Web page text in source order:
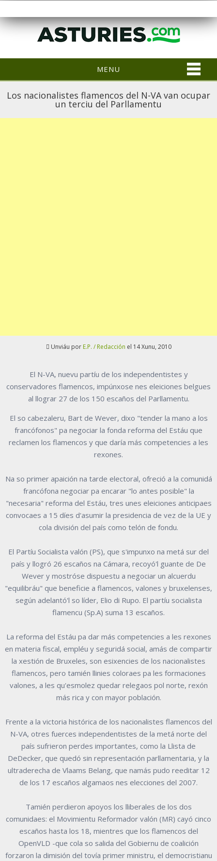
MENU
Los nacionalistes flamencos del N-VA van ocupar
un terciu del Parllamentu
Unviáu por E.P. / Redacción el 14 Xunu, 2010
El N-VA, nuevu partíu de los independentistes y
conservadores flamencos, impúnxose nes eleiciones belgues
al llograr 27 de los 150 escaños del Parllamentu.
El so cabezaleru, Bart de Wever, dixo "tender la mano a los
francófonos" pa negociar la fonda reforma del Estáu que
reclamen los flamencos y que daría más competencies a les
rexones.
Na so primer apaición na tarde electoral, ofreció a la comunidá
francófona negociar pa encarar "lo antes posible" la
"necesaria" reforma del Estáu, tres unes eleiciones anticipaes
convocaes a 15 díes d'asumir la presidencia de vez de la UE y
cola división del país como telón de fondu.
El Partíu Socialista valón (PS), que s'impunxo na metá sur del
país y llogró 26 escaños na Cámara, recoyó'l guante de De
Wever y mostróse dispuestu a negociar un alcuerdu
"equilibráu" que beneficie a flamencos, valones y bruxelenses,
según adelantó'l so líder, Elio di Rupo. El partíu socialista
flamencu (Sp.A) suma 13 escaños.
La reforma del Estáu pa dar más competencies a les rexones
en materia fiscal, empléu y seguridá social, amás de compartir
la xestión de Bruxeles, son esixencies de los nacionalistes
flamencos, pero tamién llinies coloraes pa les formaciones
valones, a les qu'esmolez quedar relegaos pol norte, rexón
más rica y con mayor población.
Frente a la victoria histórica de los nacionalistes flamencos del
N-VA, otres fuerces independentistes de la metá norte del
país sufrieron perdes importantes, como la Llista de
DeDecker, que quedó sin representación parllamentaria, y la
ultraderecha de Vlaams Belang, que namás pudo reeditar 12
de los 17 escaños algamaos nes elecciones del 2007.
Tamién perdieron apoyos los lliberales de los dos
comunidaes: el Movimientu Reformador valón (MR) cayó cinco
escaños hasta los 18, mientres que los flamencos del
OpenVLD -que cola so salida del Gobiernu de coalición
forzaron la dimisión del tovía primer ministru, el democristianu